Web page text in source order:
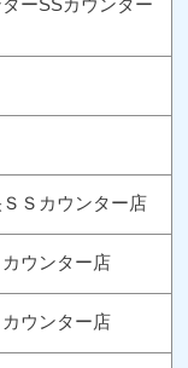
ーSSカウンター
Ｓカウンター店
ウンター店
ウンター店